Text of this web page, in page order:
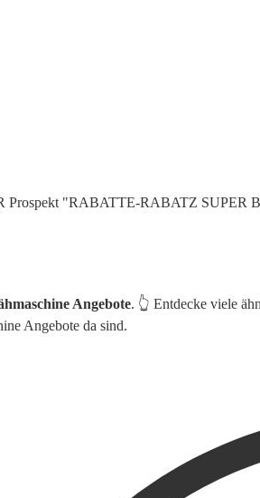
Prospekt "RABATTE-RABATZ SUPER
Angebote. 👆 Entdecke viele
Angebote da sind.